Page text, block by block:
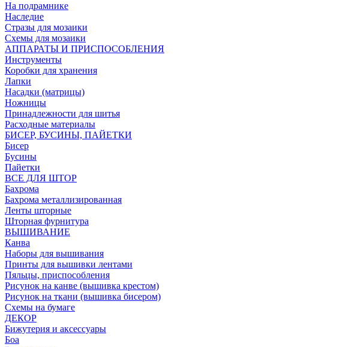
На подрамнике
Наследие
Стразы для мозаики
Схемы для мозаики
АППАРАТЫ И ПРИСПОСОБЛЕНИЯ
Инструменты
Коробки для хранения
Лапки
Насадки (матрицы)
Ножницы
Принадлежности для шитья
Расходные материалы
БИСЕР, БУСИНЫ, ПАЙЕТКИ
Бисер
Бусины
Пайетки
ВСЕ ДЛЯ ШТОР
Бахрома
Бахрома металлизированная
Ленты шторные
Шторная фурнитура
ВЫШИВАНИЕ
Канва
Наборы для вышивания
Принты для вышивки лентами
Пяльцы, приспособления
Рисунок на канве (вышивка крестом)
Рисунок на ткани (вышивка бисером)
Схемы на бумаге
ДЕКОР
Бижутерия и аксессуары
Боа